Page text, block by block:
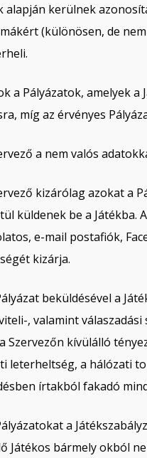
alapján kerülnek
(különösen, de
a Pályázatok, amelyek
míg az érvényes
a nem valós
kizárólag azokat a
küldenek be a Játékba.
e-mail postafiók,
kizárja.
beküldésével a
, valamint
Szervezőn kívülálló
leterheltség, a hálózati
írtakból fakadó
a
Játékos bármely okból